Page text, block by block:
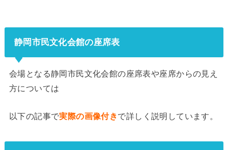
静岡市民文化会館の座席表
会場となる静岡市民文化会館の座席表や座席からの見え
方については
以下の記事で実際の画像付きで詳しく説明しています。